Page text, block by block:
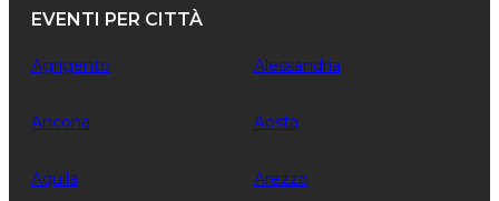
EVENTI PER CITTÀ
Agrigento Alessandria
Ancona Aosta
Aquila Arezzo